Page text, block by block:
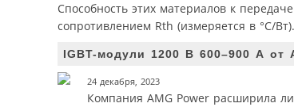
Способность этих материалов к
сопротивлением Rth (измеряется в °С/
IGBT-модули 1200 В 600–900 А от
24 декабря, 2023
Компания AMG Power расширила